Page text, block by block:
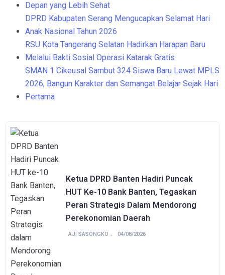
Depan yang Lebih Sehat
DPRD Kabupaten Serang Mengucapkan Selamat Hari
Anak Nasional Tahun 2026
RSU Kota Tangerang Selatan Hadirkan Harapan Baru
Melalui Bakti Sosial Operasi Katarak Gratis
SMAN 1 Cikeusal Sambut 324 Siswa Baru Lewat MPLS
2026, Bangun Karakter dan Semangat Belajar Sejak Hari
Pertama
Ketua DPRD Banten Hadiri Puncak
HUT Ke-10 Bank Banten, Tegaskan
Peran Strategis Dalam Mendorong
Perekonomian Daerah
AJI SASONGKO 04/08/2026